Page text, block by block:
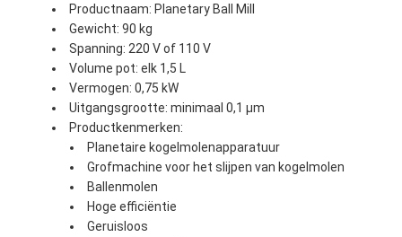
Productnaam: Planetary Ball Mill
Gewicht: 90 kg
Spanning: 220 V of 110 V
Volume pot: elk 1,5 L
Vermogen: 0,75 kW
Uitgangsgrootte: minimaal 0,1 μm
Productkenmerken:
Planetaire kogelmolenapparatuur
Grofmachine voor het slijpen van kogelmolen
Ballenmolen
Hoge efficiëntie
Geruisloos